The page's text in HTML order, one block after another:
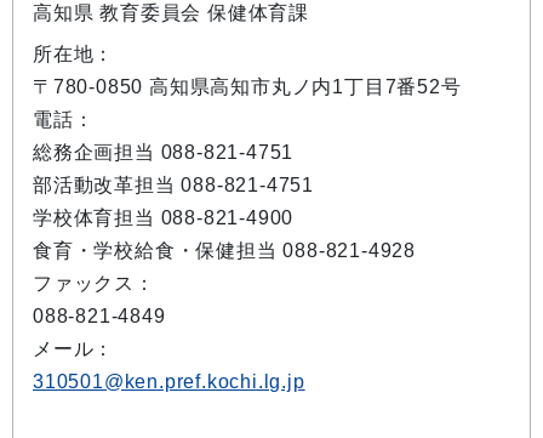
高知県 教育委員会 保健体育課
所在地：
〒780-0850 高知県高知市丸ノ内1丁目7番52号
電話：
総務企画担当 088-821-4751
部活動改革担当 088-821-4751
学校体育担当 088-821-4900
食育・学校給食・保健担当 088-821-4928
ファックス：
088-821-4849
メール：
310501@ken.pref.kochi.lg.jp